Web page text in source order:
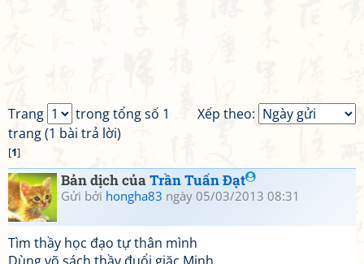
Xếp theo:
Trang
trong tổng số 1
trang (1 bài trả lời)
[1]
Bản dịch củaTrần Tuấn Đạt
Gửi bởi hongha83 ngày 05/03/2013 08:31
Tìm thầy học đạo tự thân mình